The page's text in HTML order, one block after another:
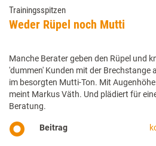
Trainingsspitzen
Weder Rüpel noch Mutti
Manche Berater geben den Rüpel und
'dummen' Kunden mit der Brechstange
im besorgten Mutti-Ton. Mit
meint Markus Väth. Und plädiert für
Beratung.
Beitrag